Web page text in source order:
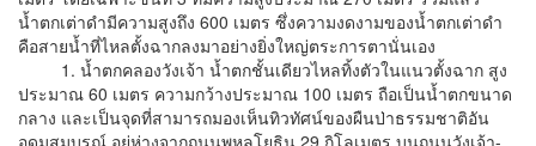
น้ำตกเต่าดำมีความสูงถึง 600 เมตร ซึ่งความงดงามของน้ำตกเต่าดำ
คือสายน้ำที่ไหลตั้งฉากลงมาอย่างยิ่งใหญ่ตระการตานั่นเอง
1. น้ำตกคลองวังเจ้า น้ำตกชั้นเดียวไหลทิ้งตัวในแนวตั้งฉาก สูง
ประมาณ 60 เมตร ความกว้างประมาณ 100 เมตร ถือเป็นน้ำตกขนาด
กลาง และเป็นจุดที่สามารถมองเห็นทิวทัศน์ของผืนป่าธรรมชาติอัน
อุดมสมบูรณ์ อยู่ห่างจากถนนพหลโยธิน 29 กิโลเมตร บนถนนวังเจ้า-